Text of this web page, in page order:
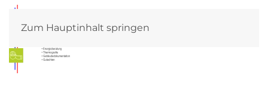
Zum Hauptinhalt springen